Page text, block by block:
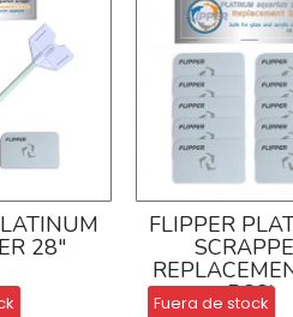
28"
FLIPPER
PCS)
Fuera de stock